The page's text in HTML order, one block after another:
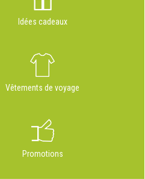
Idées cadeaux
Vêtements de voyage
Promotions